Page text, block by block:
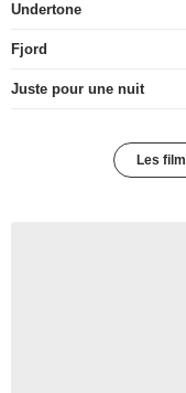
Undertone
Fjord
Juste pour une nuit
Les